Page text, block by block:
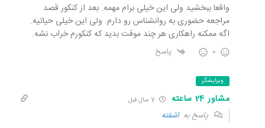
واقعا ببخشید ولی این خیلی برام مهمه. بعد از کنکور قصد
مراجعه حضوری به روانشناس رو دارم. ولی این خیلی حیاتیه.
اگه ممکنه راهکاری هر چند موقت بدید که کنکورم خراب نشه.
0 پاسخ
ویرایشگر
مشاور 24 ساعته
پاسخ بهاشفته